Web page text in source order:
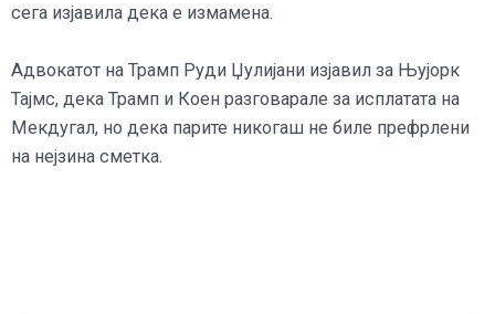
сега изјавила дека е измамена.
Адвокатот на Трамп Руди Џулијани изјавил за Њујорк
Тајмс, дека Трамп и Коен разговарале за исплатата на
Мекдугал, но дека парите никогаш не биле префрлени
на нејзина сметка.